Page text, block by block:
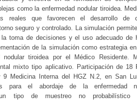
como la enfermedad nodular tiroidea.
reales que favorecen el desarrollo de
seguro y controlado. La simulación
toma de decisiones y el uso adecuado de
de la simulación como estrategia
nodular tiroidea por el Médico Residente.
mixto tipo aplicativo. Participación de
9 Medicina Interna del HGZ N.2, en San
para el abordaje de la enfermedad
un tipo de muestreo no probabilístico